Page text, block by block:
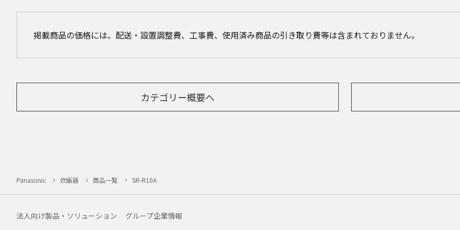
掲載商品の価格には、配送・設置調整費、工事費、使用済み商品の引き取り費等は含まれておりません。
カテゴリー概要へ
Panasonic 炊飯器 商品一覧 SR-R10A
法人向け製品・ソリューション グループ企業情報